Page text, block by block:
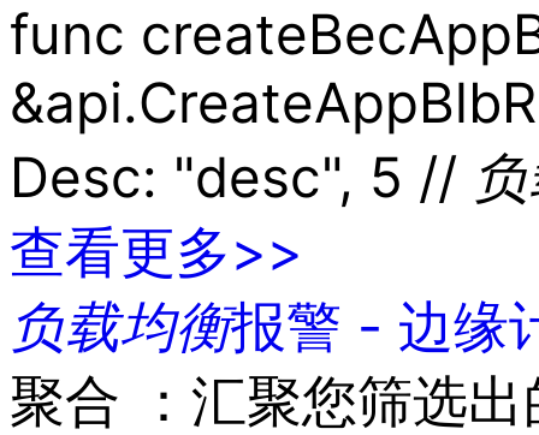
func
Desc: "desc", 5 //
查看更多>>
负载均衡报警 - 边缘
聚合 ：汇聚您筛选